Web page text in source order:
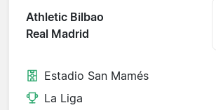
Athletic Bilbao
Real Madrid
Estadio San Mamés
La Liga